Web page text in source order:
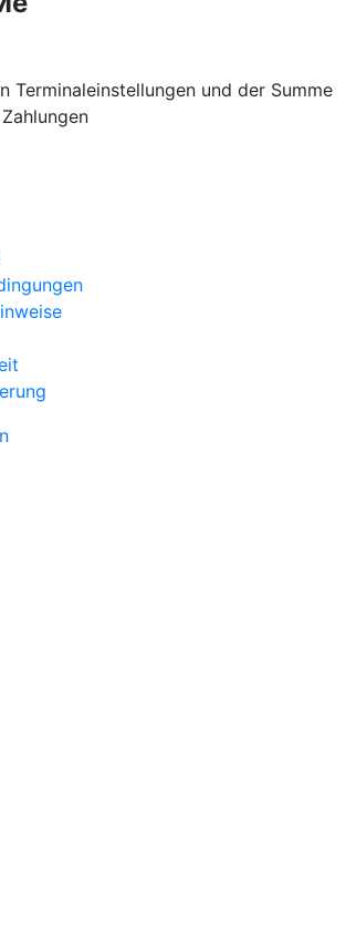
Terminaleinstellungen und der Summe